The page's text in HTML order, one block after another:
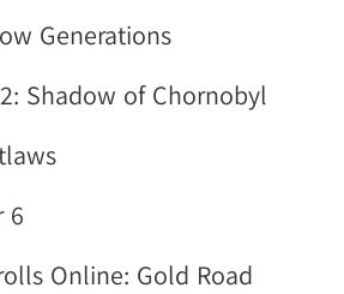
Generations
2: Shadow of Chornobyl
6
Online: Gold Road